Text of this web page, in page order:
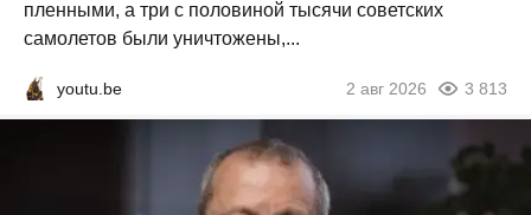
пленными, а три с половиной тысячи советских
самолетов были уничтожены,...
youtu.be 2 авг 2026 3 813